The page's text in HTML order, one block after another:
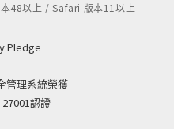
48以上 / Safari 版本11以上
Pledge
管理系統榮獲
27001認證